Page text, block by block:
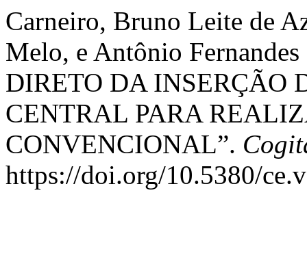
Carneiro, Bruno Leite de
Melo, e Antônio
DIRETO DA INSERÇÃO
CENTRAL PARA
CONVENCIONAL”.
https://doi.org/10.5380/